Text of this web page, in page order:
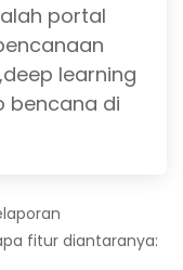
portal
learning
bencana di
fitur diantaranya: